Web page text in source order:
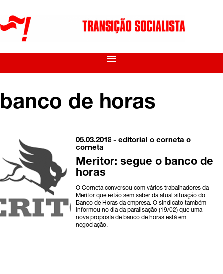
menu
banco de horas
05.03.2018 -editorial o corneta o
corneta
Meritor: segue o banco de
horas
O Corneta conversou com vários trabalhadores da
Meritor que estão sem saber da atual situação do
Banco de Horas da empresa. O sindicato também
informou no dia da paralisação (19/02) que uma
nova proposta de banco de horas está em
negociação.